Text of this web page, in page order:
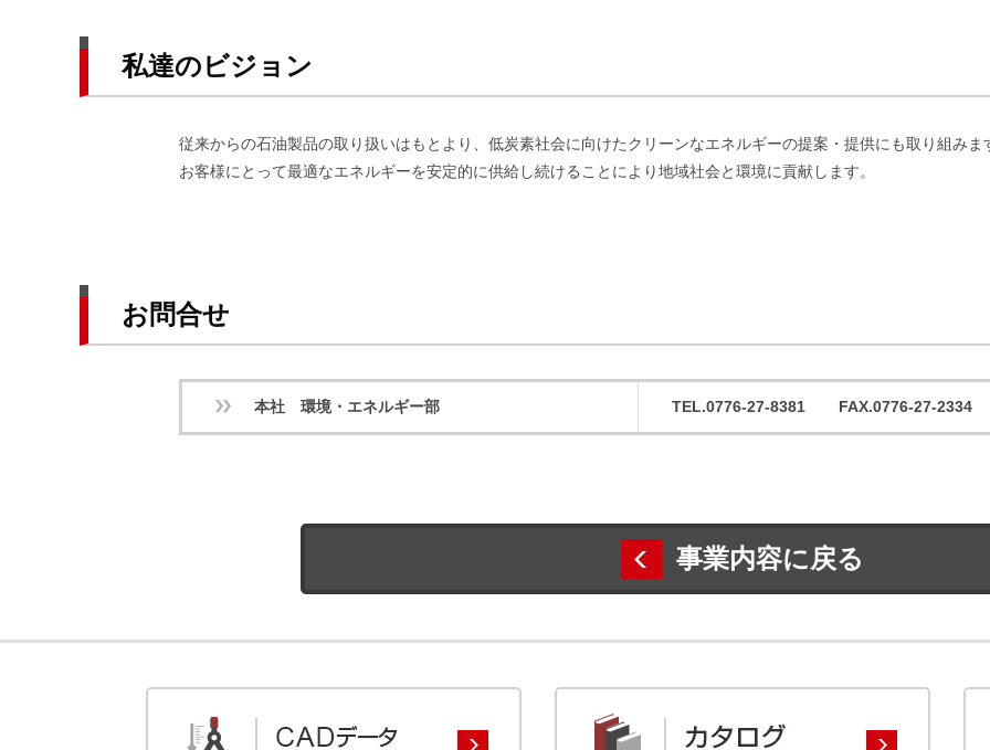
私達のビジョン
従来からの石油製品の取り扱いはもとより、低炭素社会に向けたクリーンなエネルギーの提案・提供にも取り組みま
お客様にとって最適なエネルギーを安定的に供給し続けることにより地域社会と環境に貢献します。
お問合せ
本社 環境・エネルギー部 TEL.0776-27-8381 FAX.0776-27-2334
事業内容に戻る